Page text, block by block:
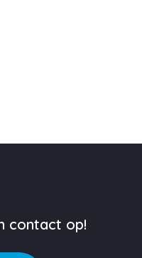
contact op!